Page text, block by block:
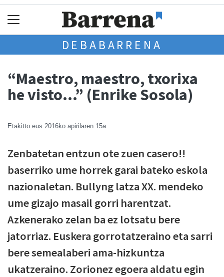
DEBABARRENA
“Maestro, maestro, txorixa
he visto…” (Enrike Sosola)
Etakitto.eus 2016ko apirilaren 15a
Zenbatetan entzun ote zuen casero!!
baserriko ume horrek garai bateko eskola
nazionaletan. Bullyng latza XX. mendeko
ume gizajo masail gorri harentzat.
Azkenerako zelan ba ez lotsatu bere
jatorriaz. Euskera gorrotatzeraino eta sarri
bere semealaberi ama-hizkuntza
ukatzeraino. Zorionez egoera aldatu egin